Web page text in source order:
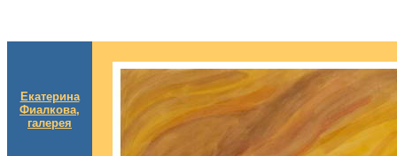
Екатерина
Фиалкова,
галерея